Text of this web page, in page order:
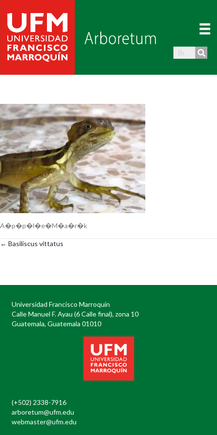
A�p�p�l�e�M�a�r�k
Posts
← Basiliscus vittatus
Universidad Francisco Marroquín
Calle Manuel F. Ayau (6 Calle final), zona 10
Guatemala, Guatemala 01010
(+502) 2338-7916
arboretum@ufm.edu
webmaster@ufm.edu